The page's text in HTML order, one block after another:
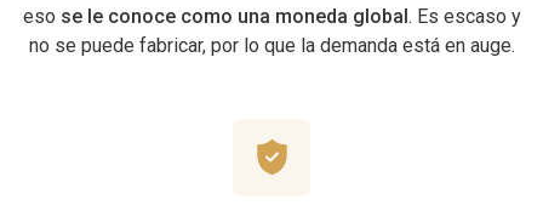
eso se le conoce como una moneda global. Es escaso y
no se puede fabricar, por lo que la demanda está en auge.